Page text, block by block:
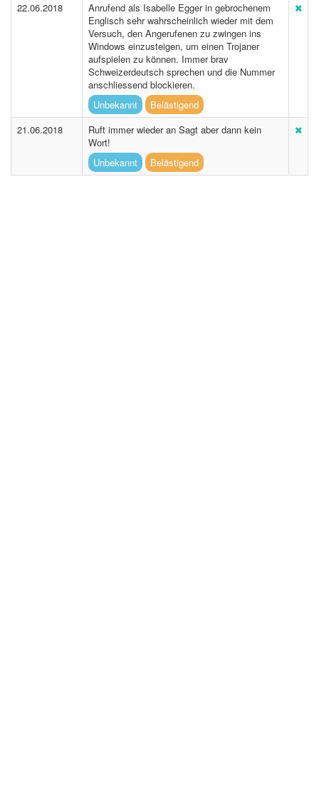
22.06.2018
Anrufend als Isabelle Egger in gebrochenem
Englisch sehr wahrscheinlich wieder mit dem
Versuch, den Angerufenen zu zwingen ins
Windows einzusteigen, um einen Trojaner
aufspielen zu können. Immer brav
Schweizerdeutsch sprechen und die Nummer
anschliessend blockieren.
Unbekannt
Belästigend
21.06.2018
Ruft immer wieder an Sagt aber dann kein
Wort!
Unbekannt
Belästigend